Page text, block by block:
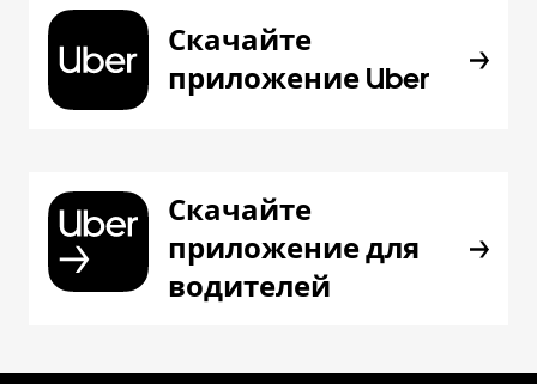
Скачайте
приложение Uber
Скачайте
приложение для
водителей